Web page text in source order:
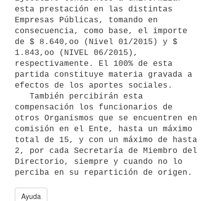
esta prestación en las distintas
Empresas Públicas, tomando en
consecuencia, como base, el importe
de $ 8.640,oo (Nivel 01/2015) y $
1.843,oo (NIVEL 06/2015),
respectivamente. El 100% de esta
partida constituye materia gravada a
efectos de los aportes sociales.
compensación los funcionarios de
otros Organismos que se encuentren en
comisión en el Ente, hasta un máximo
total de 15, y con un máximo de hasta
2, por cada Secretaría de Miembro del
Directorio, siempre y cuando no lo
Ayuda